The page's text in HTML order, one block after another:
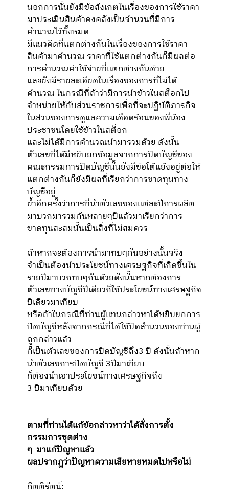
นอกการนั้นยังมีข้อสังเกตในเรื่องของการใช้ราคา
มาประเมินสินค้าคงคลังเป็นจำนวนที่มีการ
คำนวณไว้ทั้งหมด
มีแนวคิดที่แตกต่างกันในเรื่องของการใช้ราคา
สินค้ามาคำนวณ ราคาที่ใช้แตกต่างกันก็มีผลต่อ
การคำนวณค่าใช้จ่ายที่แตกต่างกันด้วย
และยังมีรายละเอียดในเรื่องของการที่ไม่ได้
คำนวณ ในกรณีที่ถ้าว่ามีการนำข้าวในสต็อกไป
จำหน่ายให้กับส่วนราชการเพื่อที่จะปฏิบัติภารกิจ
ในส่วนของการดูแลความเดือดร้อนของพี่น้อง
ประชาชนโดยใช้ข้าวในสต็อก
และไม่ได้มีการคำนวณนำมารวมด้วย ดังนั้น
ตัวเลขที่ได้มีหยิบยกข้อมูลจากการปิดบัญชีของ
คณะกรรมการปิดบัญชีนั้นยังมีข้อโต้แย้งอยู่ต่อให้
แตกต่างกันก็ยังมีผลที่เรียกว่าการขาดทุนทาง
บัญชีอยู่
ย้ำอีกครั้งว่าการที่นำตัวเลขของแต่ละปีการผลิต
มาบวกมารวมกันหลายๆปีแล้วมาเรียกว่าการ
ขาดทุนสะสมนั้นเป็นสิ่งที่ไม่สมควร
ถ้าหากจะต้องการนำมาทบๆกันอย่างนั้นจริง
จำเป็นต้องนำประโยชน์ทางเศรษฐกิจที่เกิดขึ้นใน
รายปีมาบวกทบๆกันด้วยดังนั้นหากต้องการ
ตัวเลขทางบัญชีปีเดียวก็ใช้ประโยชน์ทางเศรษฐกิจ
ปีเดียวมาเทียบ
หรือถ้าในกรณีที่ท่านผู้แทนกล่าวหาได้หยิบยกการ
ปิดบัญชีหลังจากกรณีที่ได้ใช้ปิดสำนวนของท่านผู้
ถูกกล่าวแล้ว
ก็เป็นตัวเลขของการปิดบัญชีถึง3 ปี ดังนั้นถ้าหาก
นำตัวเลขการปิดบัญชี 3ปีมาเทียบ
ก็ต้องนำเอาประโยชน์ทางเศรษฐกิจถึง
3 ปีมาเทียบด้วย
–
ตามที่ท่านได้แก้ข้อกล่าวหาว่าได้สั่งการตั้ง
กรรมการชุดต่าง
ๆ มาแก้ปัญหาแล้ว
ผลปรากฏว่าปัญหาความเสียหายหมดไปหรือไม่
กิตติรัตน์: